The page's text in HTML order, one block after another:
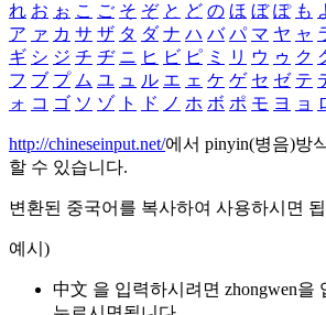
れ お ぉ こ ご そ ぞ と ど の ほ ぼ ぽ も
ア ァ カ サ ザ タ ダ ナ ハ バ パ マ ヤ ャ
ギ シ ジ チ ヂ ニ ヒ ビ ピ ミ リ ウ ゥ ク
フ ブ プ ム ユ ュ ル エ ェ ケ ゲ セ ゼ テ
ォ コ ゴ ソ ゾ ト ド ノ ホ ボ ポ モ ヨ ョ
http://chineseinput.net/에서 pinyin(병음)방
할 수 있습니다.
변환된 중국어를 복사하여 사용하시면
예시)
中文 을 입력하시려면 zhongwen을